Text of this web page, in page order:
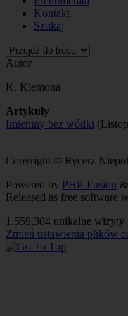
Kontakt
Szukaj
Autor
K. Kiemona
Artykuły
Imieniny bez wódki
Copyright © Rycerz
Powered by PHP-Fusion &
Released as free software
1,559,304 unikalne wizyty
Zmień ustawienia plików